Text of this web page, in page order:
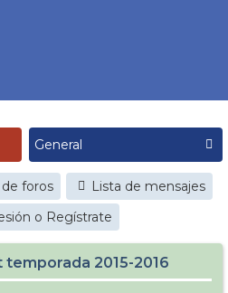
de foros
Lista de mensajes
o Regístrate
2015-2016